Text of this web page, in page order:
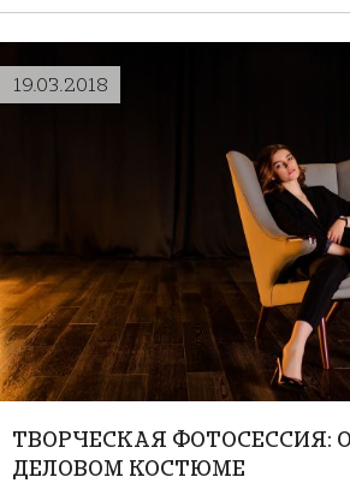
19.03.2018
ТВОРЧЕСКАЯ ФОТОСЕССИЯ:
ДЕЛОВОМ КОСТЮМЕ